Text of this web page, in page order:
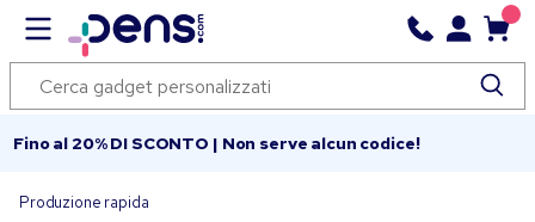
Fino al 20% DI SCONTO | Non serve alcun codice!
Produzione rapida